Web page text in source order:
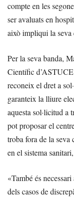
compte en les
ser avaluats en
això impliqui la seva
Per la seva banda,
Científic
reconeix el dret a
garanteix la lliure
aquesta sol·licitud a
pot proposar el
troba fora de la
en el sistema
«També és
dels casos de